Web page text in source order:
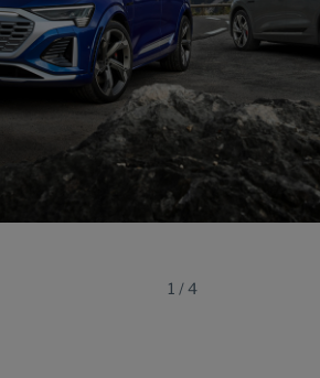
1 /4